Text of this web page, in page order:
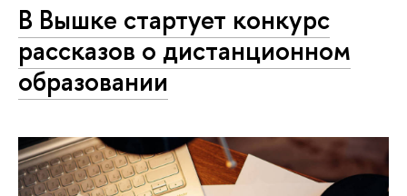
В Вышке стартует конкурс
рассказов о дистанционном
образовании